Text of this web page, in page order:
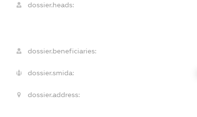
dossier.heads:
dossier.beneficiaries:
dossier.smida:
dossier.address: